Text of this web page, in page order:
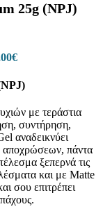
25g (NPJ)
€
με τεράστια
συντήρηση,
αναδεικνύει
αποχρώσεων, πάντα
ξεπερνά τις
και με Matte
σου επιτρέπει